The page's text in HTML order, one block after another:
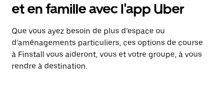
et en famille avec l'app Uber
Que vous ayez besoin de plus d’espace ou
d’aménagements particuliers, ces options de course
à Finstall vous aideront, vous et votre groupe, à vous
rendre à destination.